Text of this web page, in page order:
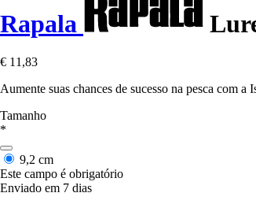
Rapala
€ 11,83
Aumente suas chances de sucesso na pesca com
Tamanho
*
9,2 cm
Este campo é obrigatório
Enviado em 7 dias